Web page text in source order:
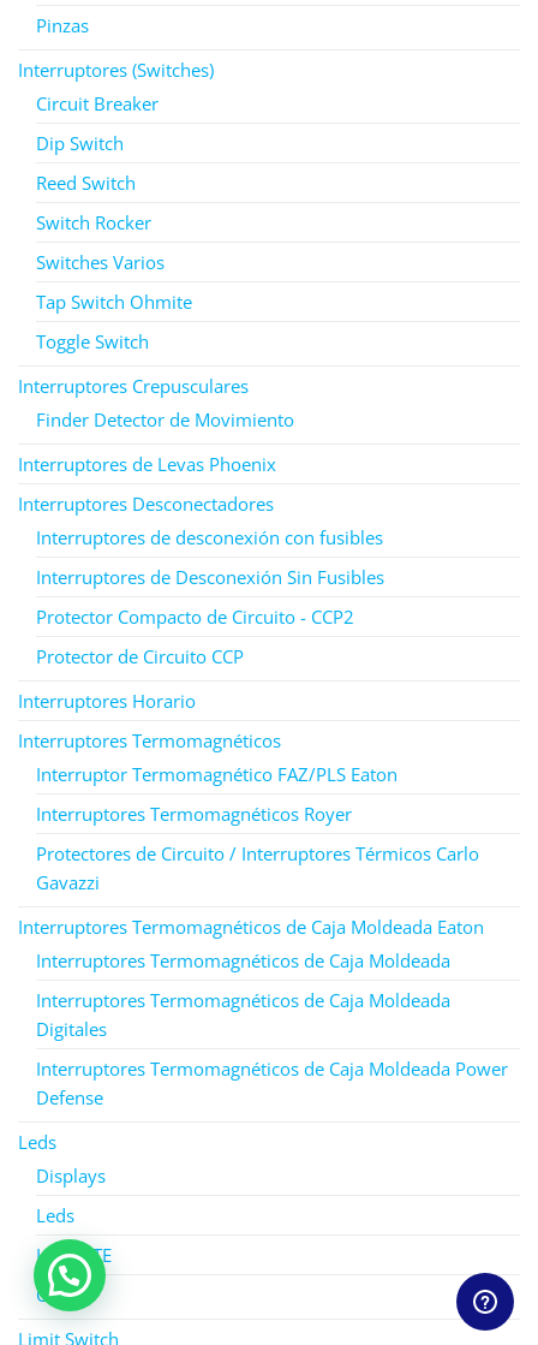
Pinzas
Interruptores (Switches)
Circuit Breaker
Dip Switch
Reed Switch
Switch Rocker
Switches Varios
Tap Switch Ohmite
Toggle Switch
Interruptores Crepusculares
Finder Detector de Movimiento
Interruptores de Levas Phoenix
Interruptores Desconectadores
Interruptores de desconexión con fusibles
Interruptores de Desconexión Sin Fusibles
Protector Compacto de Circuito - CCP2
Protector de Circuito CCP
Interruptores Horario
Interruptores Termomagnéticos
Interruptor Termomagnético FAZ/PLS Eaton
Interruptores Termomagnéticos Royer
Protectores de Circuito / Interruptores Térmicos Carlo
Gavazzi
Interruptores Termomagnéticos de Caja Moldeada Eaton
Interruptores Termomagnéticos de Caja Moldeada
Interruptores Termomagnéticos de Caja Moldeada
Digitales
Interruptores Termomagnéticos de Caja Moldeada Power
Defense
Leds
Displays
Leds
Leds NTE
Otros
Limit Switch